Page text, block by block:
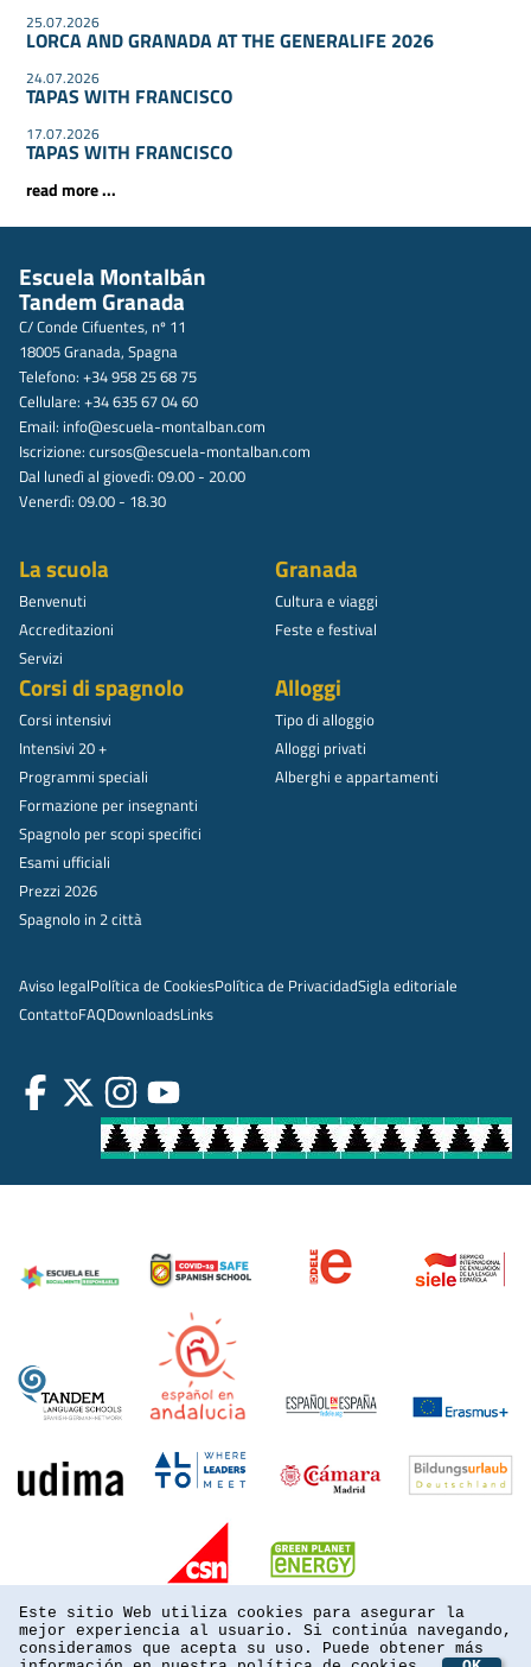
25.07.2026
LORCA AND GRANADA AT THE GENERALIFE 2026
24.07.2026
TAPAS WITH FRANCISCO
17.07.2026
TAPAS WITH FRANCISCO
read more ...
Escuela Montalbán
Tandem Granada
C/ Conde Cifuentes, nº 11
18005 Granada, Spagna
Telefono: +34 958 25 68 75
Cellulare: +34 635 67 04 60
Email: info@escuela-montalban.com
Iscrizione: cursos@escuela-montalban.com
Dal lunedì al giovedì: 09.00 - 20.00
Venerdì: 09.00 - 18.30
La scuola
Benvenuti
Accreditazioni
Servizi
Granada
Cultura e viaggi
Feste e festival
Corsi di spagnolo
Corsi intensivi
Intensivi 20 +
Programmi speciali
Formazione per insegnanti
Spagnolo per scopi specifici
Esami ufficiali
Prezzi 2026
Spagnolo in 2 città
Alloggi
Tipo di alloggio
Alloggi privati
Alberghi e appartamenti
Aviso legalPolítica de CookiesPolítica de PrivacidadSigla editoriale
ContattoFAQDownloadsLinks
Este sitio Web utiliza cookies para asegurar la
mejor experiencia al usuario. Si continúa navegando,
consideramos que acepta su uso. Puede obtener más